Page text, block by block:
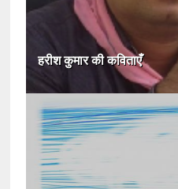
हरीश कुमार की कविताएँ